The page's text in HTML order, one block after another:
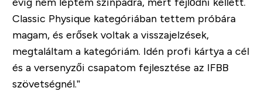
évig nem léptem színpadra, mert fejlődni kellett.
Classic Physique kategóriában tettem próbára
magam, és erősek voltak a visszajelzések,
megtaláltam a kategóriám. Idén profi kártya a cél
és a versenyzői csapatom fejlesztése az IFBB
szövetségnél.”